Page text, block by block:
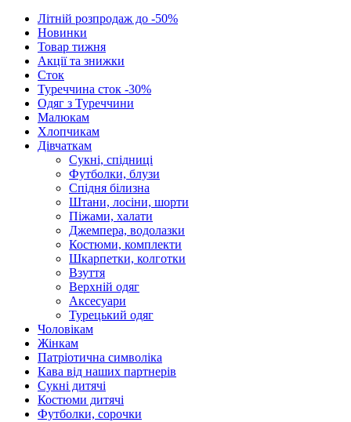
Літній розпродаж до -50%
Новинки
Товар тижня
Акції та знижки
Сток
Туреччина сток -30%
Одяг з Туреччини
Малюкам
Хлопчикам
Дівчаткам
Сукні, спідниці
Футболки, блузи
Спідня білизна
Штани, лосіни, шорти
Піжами, халати
Джемпера, водолазки
Костюми, комплекти
Шкарпетки, колготки
Взуття
Верхній одяг
Аксесуари
Турецький одяг
Чоловікам
Жінкам
Патріотична символіка
Кава від наших партнерів
Сукні дитячі
Костюми дитячі
Футболки, сорочки